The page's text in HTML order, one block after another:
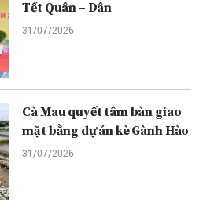
Tết Quân – Dân
31/07/2026
Cà Mau quyết tâm bàn giao
mặt bằng dự án kè Gành Hào
31/07/2026